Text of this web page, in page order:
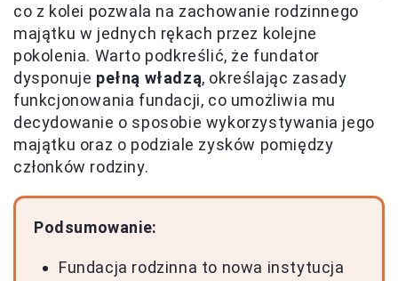
co z kolei pozwala na zachowanie rodzinnego
majątku w jednych rękach przez kolejne
pokolenia. Warto podkreślić, że fundator
dysponuje pełną władzą, określając zasady
funkcjonowania fundacji, co umożliwia mu
decydowanie o sposobie wykorzystywania jego
majątku oraz o podziale zysków pomiędzy
członków rodziny.
Podsumowanie:
Fundacja rodzinna to nowa instytucja